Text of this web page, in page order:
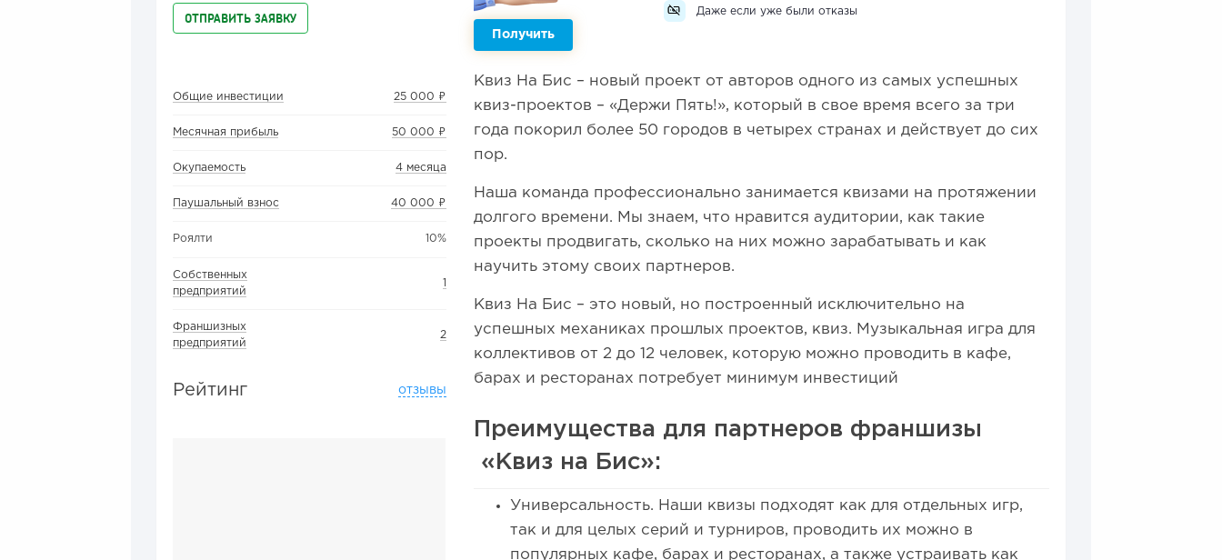
ОТПРАВИТЬ ЗАЯВКУ
Общие инвестиции 25 000 ₽
Месячная прибыль 50 000 ₽
Окупаемость 4 месяца
Паушальный взнос 40 000 ₽
Роялти 10%
Собственных
предприятий
1
Франшизных
предприятий
2
Рейтинг отзывы
Получить
Даже если уже были отказы
Квиз На Бис – новый проект от авторов одного из самых успешных
квиз-проектов – «Держи Пять!», который в свое время всего за три
года покорил более 50 городов в четырех странах и действует до сих
пор.
Наша команда профессионально занимается квизами на протяжении
долгого времени. Мы знаем, что нравится аудитории, как такие
проекты продвигать, сколько на них можно зарабатывать и как
научить этому своих партнеров.
Квиз На Бис – это новый, но построенный исключительно на
успешных механиках прошлых проектов, квиз. Музыкальная игра для
коллективов от 2 до 12 человек, которую можно проводить в кафе,
барах и ресторанах потребует минимум инвестиций
Преимущества для партнеров франшизы
«Квиз на Бис»:
Универсальность. Наши квизы подходят как для отдельных игр,
так и для целых серий и турниров, проводить их можно в
популярных кафе, барах и ресторанах, а также устраивать как